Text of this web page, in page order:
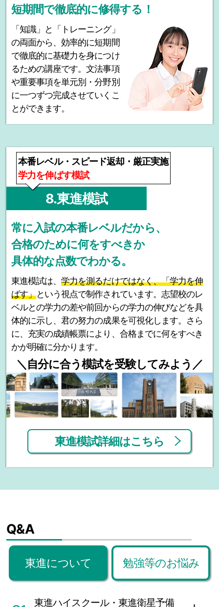
短期間で徹底的に修得する！
「知識」と「トレーニング」
の両面から、効率的に短期間
で徹底的に基礎力を身につけ
るための講座です。文法事項
や重要事項を単元別・分野別
に一つずつ完成させていくこ
とができます。
本番レベル・スピード返却・厳正実施
学力を伸ばす模試
8.東進模試
常に入試の本番レベルだから、
合格のために何をすべきか
具体的な点数でわかる。
東進模試は、学力を測るだけではなく、「学力を伸
ばす」という視点で制作されています。志望校のレ
ベルとの学力の差や前回からの学力の伸びなどを具
体的に示し、君の努力の成果を可視化します。さら
に、充実の成績帳票により、合格までに何をすべき
かが明確に分かります。
＼自分に合う模試を受験してみよう／
東進模試詳細はこちら
Q&A
勉強等のお悩み
東進について
東進ハイスクール・東進衛星予備